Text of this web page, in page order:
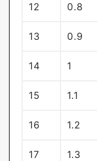
12 0.8
13 0.9
14 1
15 1.1
16 1.2
17 1.3